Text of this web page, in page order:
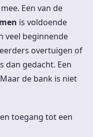
Een van de
is voldoende
veel beginnende
overtuigen of
dan gedacht. Een
de bank is niet
toegang tot een